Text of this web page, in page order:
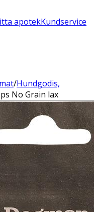
apotekKundservice
/Hundgodis,
No Grain lax